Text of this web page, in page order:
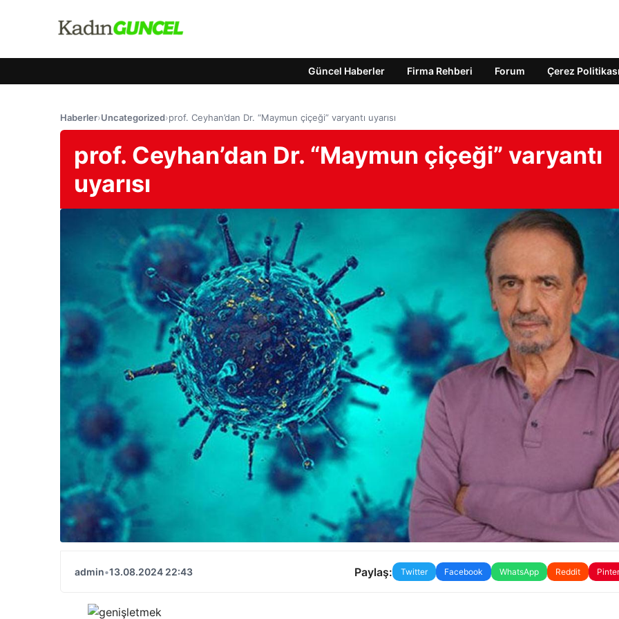
Güncel Haberler Firma Rehberi Forum Çerez Politikası
Haberler›Uncategorized›prof. Ceyhan’dan Dr. “Maymun çiçeği” varyantı uyarısı
prof. Ceyhan’dan Dr. “Maymun çiçeği” varyantı
uyarısı
admin•13.08.2024 22:43 Paylaş: Twitter Facebook WhatsApp Reddit